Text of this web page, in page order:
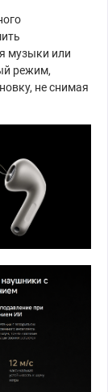
музыки или
режим,
не снимая